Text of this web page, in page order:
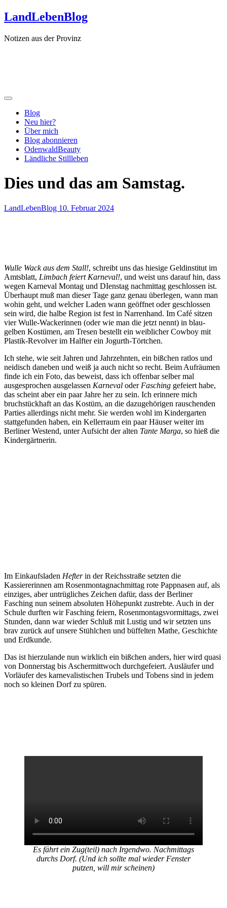
Zum
Inhalt
LandLebenBlog
Notizen aus der Provinz
Blog
Neu hier?
Über mich
Blog abonnieren
OdenwaldBeauty
Ländliche Stillleben
Dies und das am Samstag.
LandLebenBlog 10. Februar 2024
Wulle Wack aus dem Stall!, schreibt uns das hiesige Geldinstitut im
Amtsblatt, Limbach feiert Karneval!, und weist uns darauf hin, dass
wegen Karneval Montag und DIenstag nachmittag geschlossen ist.
Überhaupt muß man dieser Tage ganz genau überlegen, wann man
wohin geht, und welcher Laden wann geöffnet oder geschlossen
sein wird, die halbe Region ist fest in Narrenhand. Im Café sitzen
vier Wulle-Wackerinnen (oder wie man die jetzt nennt) in blau-
gelben Kostümen, am Tresen bestellt ein weiblicher Cowboy mit
Plastik-Revolver im Halfter ein Jogurth-Törtchen.
Ich stehe, wie seit Jahren und Jahrzehnten, ein bißchen ratlos und
neidisch daneben und weiß ja auch nicht so recht. Beim Aufräumen
finde ich ein Foto, das beweist, dass ich offenbar selber mal
ausgesprochen ausgelassen Karneval oder Fasching gefeiert habe,
das scheint aber ein paar Jahre her zu sein. Ich erinnere mich
bruchstückhaft an das Kostüm, an die dazugehörigen rauschenden
Parties allerdings nicht mehr. Sie werden wohl im Kindergarten
stattgefunden haben, ein Kellerraum ein paar Häuser weiter im
Berliner Westend, unter Aufsicht der alten Tante Marga, so hieß die
Kindergärtnerin.
Im Einkaufsladen Hefterin der Reichsstraße setzten die
Kassiererinnen am Rosenmontagnachmittag rote Pappnasen auf, als
einziges, aber untrügliches Zeichen dafür, dass der Berliner
Fasching nun seinem absoluten Höhepunkt zustrebte. Auch in der
Schule durften wir Fasching feiern, Rosenmontagsvormittags, zwei
Stunden, dann war wieder Schluß mit Lustig und wir setzten uns
brav zurück auf unsere Stühlchen und büffelten Mathe, Geschichte
und Erdkunde.
Das ist hierzulande nun wirklich ein bißchen anders, hier wird quasi
von Donnerstag bis Aschermittwoch durchgefeiert. Ausläufer und
Vorläufer des karnevalistischen Trubels und Tobens sind in jedem
noch so kleinen Dorf zu spüren.
Es fährt ein Zug(teil) nach Irgendwo. Nachmittags
durchs Dorf. (Und ich sollte mal wieder Fenster
putzen, will mir scheinen)